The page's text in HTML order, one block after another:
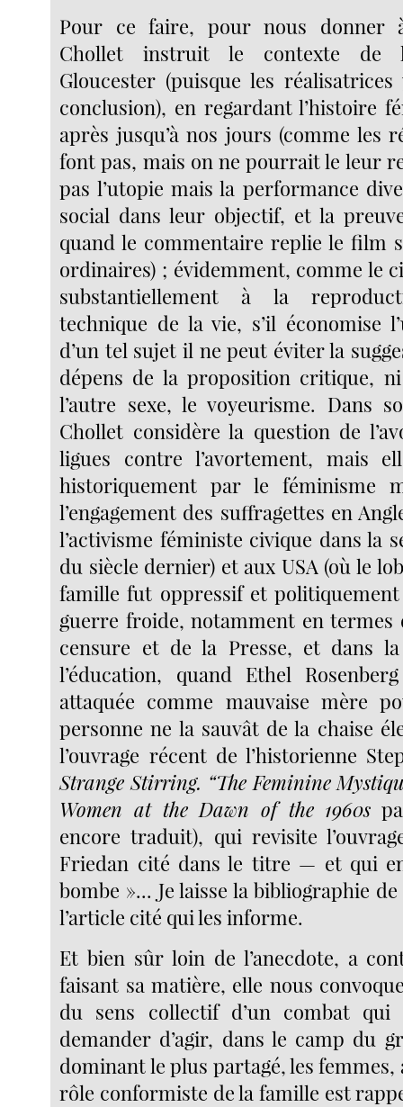
Pour ce faire, pour nous donner
Chollet instruit le contexte de
Gloucester (puisque les
conclusion), en regardant l’histoire
après jusqu’à nos jours (comme les
font pas, mais on ne pourrait le leur
pas l’utopie mais la performance
social dans leur objectif, et la
quand le commentaire replie le film
ordinaires) ; évidemment, comme le
substantiellement à la
technique de la vie, s’il économise
d’un tel sujet il ne peut éviter la
dépens de la proposition critique,
l’autre sexe, le voyeurisme. Dans
Chollet considère la question de
ligues contre l’avortement, mais
historiquement par le féminisme
l’engagement des suffragettes en
l’activisme féministe civique dans la
du siècle dernier) et aux USA (où le
famille fut oppressif et
guerre froide, notamment en termes
censure et de la Presse, et dans
l’éducation, quand Ethel
attaquée comme mauvaise mère
personne ne la sauvât de la chaise
l’ouvrage récent de l’historienne
Strange Stirring. “The Feminine
Women at the Dawn of the 1960s
encore traduit), qui revisite
Friedan cité dans le titre — et qui
bombe »... Je laisse la bibliographie
l’article cité qui les informe.
Et bien sûr loin de l’anecdote, a
faisant sa matière, elle nous
du sens collectif d’un combat
demander d’agir, dans le camp du
dominant le plus partagé, les
rôle conformiste de la famille est